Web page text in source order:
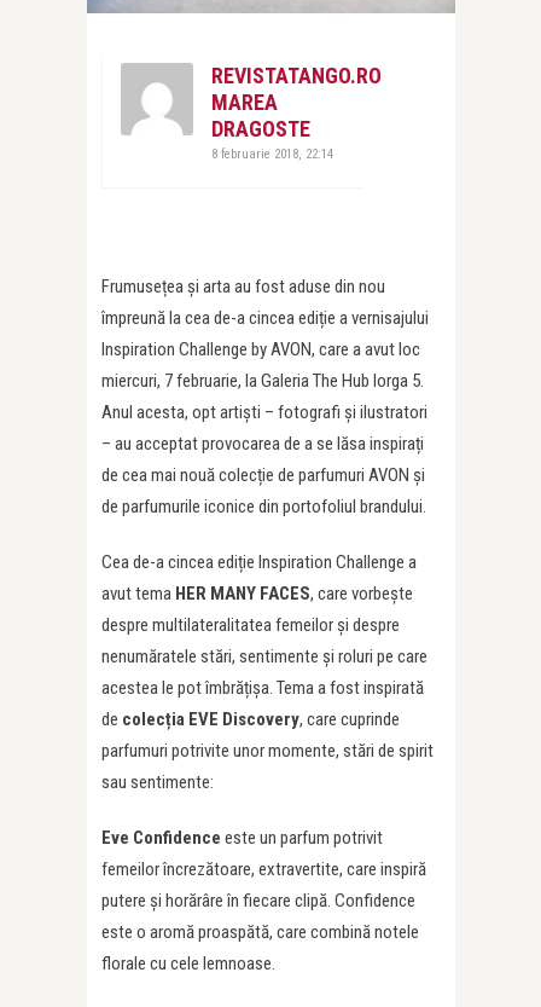
REVISTATANGO.RO
MAREA
DRAGOSTE
8 februarie 2018, 22:14
Frumusețea și arta au fost aduse din nou
împreună la cea de-a cincea ediție a vernisajului
Inspiration Challenge by AVON, care a avut loc
miercuri, 7 februarie, la Galeria The Hub Iorga 5.
Anul acesta, opt artiști – fotografi și ilustratori
– au acceptat provocarea de a se lăsa inspirați
de cea mai nouă colecție de parfumuri AVON și
de parfumurile iconice din portofoliul brandului.
Cea de-a cincea ediție Inspiration Challenge a
avut tema HER MANY FACES, care vorbește
despre multilateralitatea femeilor și despre
nenumăratele stări, sentimente și roluri pe care
acestea le pot îmbrățișa. Tema a fost inspirată
de colecția EVE Discovery, care cuprinde
parfumuri potrivite unor momente, stări de spirit
sau sentimente:
Eve Confidence este un parfum potrivit
femeilor încrezătoare, extravertite, care inspiră
putere și horărâre în fiecare clipă. Confidence
este o aromă proaspătă, care combină notele
florale cu cele lemnoase.